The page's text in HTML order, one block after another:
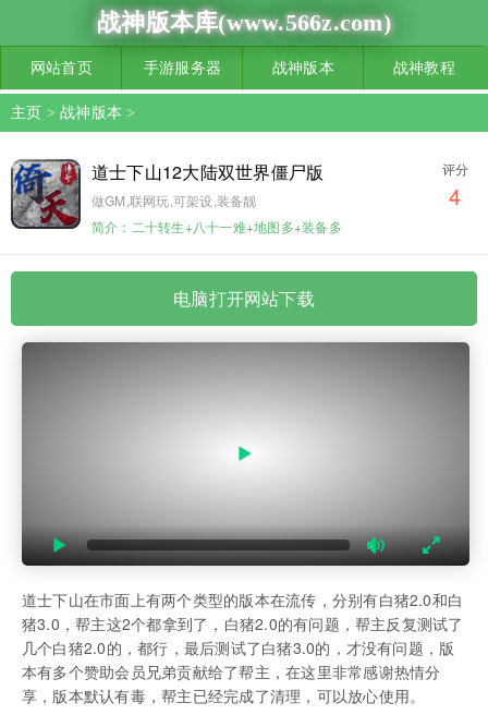
战神版本库(www.566z.com)
网站首页 手游服务器 战神版本 战神教程
主页 >战神版本 >
道士下山12大陆双世界僵尸版
做GM,联网玩,可架设,装备靓
简介：二十转生+八十一难+地图多+装备多
评分
4
电脑打开网站下载
道士下山在市面上有两个类型的版本在流传，分别有白猪2.0和白
猪3.0，帮主这2个都拿到了，白猪2.0的有问题，帮主反复测试了
几个白猪2.0的，都行，最后测试了白猪3.0的，才没有问题，版
本有多个赞助会员兄弟贡献给了帮主，在这里非常感谢热情分
享，版本默认有毒，帮主已经完成了清理，可以放心使用。